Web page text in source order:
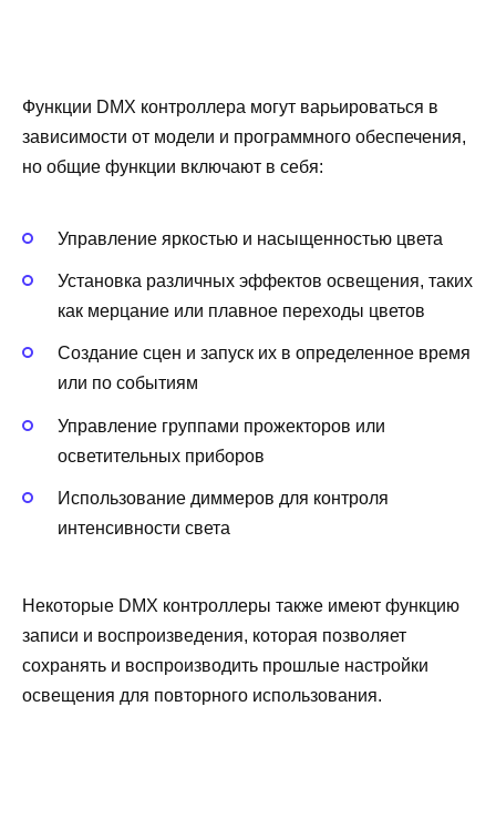
Функции DMX контроллера могут варьироваться в
зависимости от модели и программного обеспечения,
но общие функции включают в себя:
Управление яркостью и насыщенностью цвета
Установка различных эффектов освещения, таких
как мерцание или плавное переходы цветов
Создание сцен и запуск их в определенное время
или по событиям
Управление группами прожекторов или
осветительных приборов
Использование диммеров для контроля
интенсивности света
Некоторые DMX контроллеры также имеют функцию
записи и воспроизведения, которая позволяет
сохранять и воспроизводить прошлые настройки
освещения для повторного использования.